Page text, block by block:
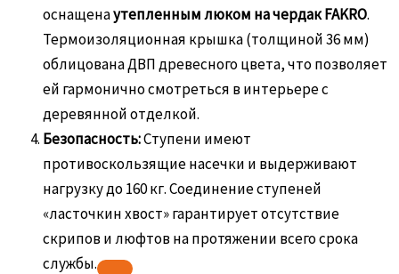
оснащенаутепленным люком на чердак FAKRO.
Термоизоляционная крышка (толщиной 36 мм)
облицована ДВП древесного цвета, что позволяет
ей гармонично смотреться в интерьере с
деревянной отделкой.
Безопасность:Ступени имеют
противоскользящие насечки и выдерживают
нагрузку до 160 кг. Соединение ступеней
«ласточкин хвост» гарантирует отсутствие
скрипов и люфтов на протяжении всего срока
службы.